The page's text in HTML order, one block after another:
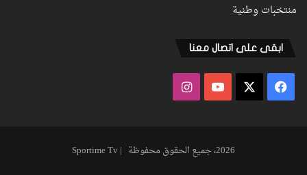
منتخبات وطنية
ابقى على اتصال معنا
فيسبوك ‫YouTubeانستقرام
2026، جميع الحقوق محفوظة | Sportime Tv